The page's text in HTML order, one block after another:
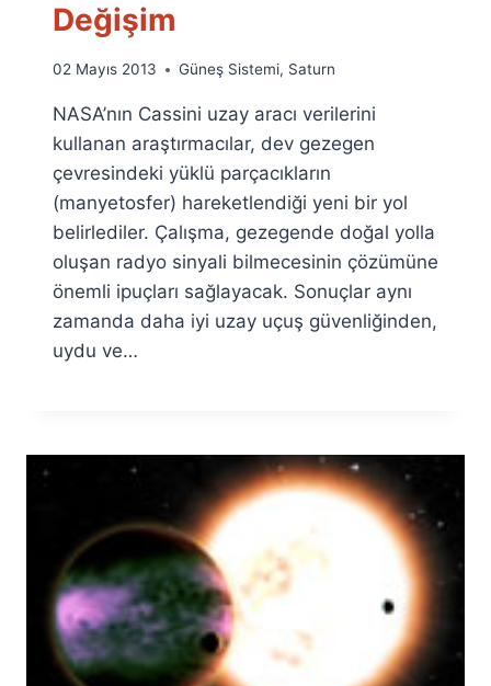
Değişim
By
Fuat
Özyar
02 Mayıs 2013 Güneş Sistemi, Saturn
NASA’nın Cassini uzay aracı verilerini
kullanan araştırmacılar, dev gezegen
çevresindeki yüklü parçacıkların
(manyetosfer) hareketlendiği yeni bir yol
belirlediler. Çalışma, gezegende doğal yolla
oluşan radyo sinyali bilmecesinin çözümüne
önemli ipuçları sağlayacak. Sonuçlar aynı
zamanda daha iyi uzay uçuş güvenliğinden,
uydu ve…